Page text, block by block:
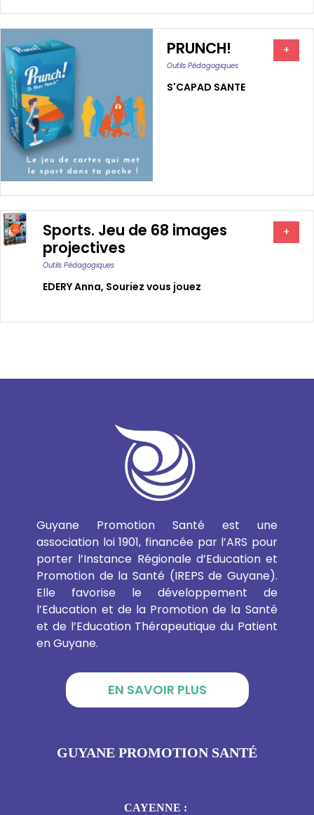
PRUNCH!
Outils Pédagogiques
S'CAPAD SANTE
+
Sports. Jeu de 68 images
projectives
Outils Pédagogiques
EDERY Anna, Souriez vous jouez
+
Guyane Promotion Santé est une
association loi 1901, financée par l’ARS pour
porter l’Instance Régionale d’Education et
Promotion de la Santé (IREPS de Guyane).
Elle favorise le développement de
l’Education et de la Promotion de la Santé
et de l’Education Thérapeutique du Patient
en Guyane.
EN SAVOIR PLUS
GUYANE PROMOTION SANTÉ
CAYENNE :